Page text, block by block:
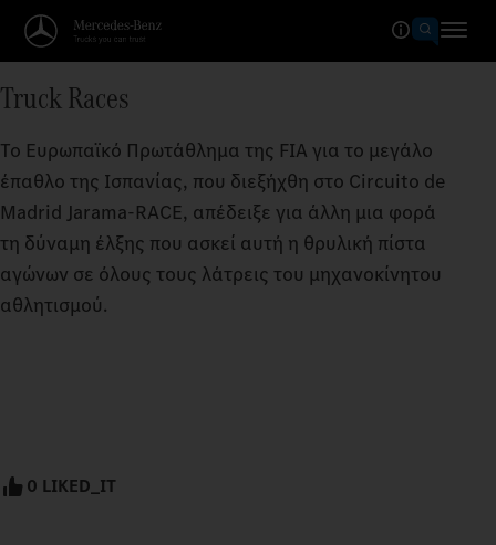
Truck Races
Το Ευρωπαϊκό Πρωτάθλημα της FIA για το μεγάλο
έπαθλο της Ισπανίας, που διεξήχθη στο Circuito de
Madrid Jarama-RACE, απέδειξε για άλλη μια φορά
τη δύναμη έλξης που ασκεί αυτή η θρυλική πίστα
αγώνων σε όλους τους λάτρεις του μηχανοκίνητου
αθλητισμού.
0 LIKED_IT